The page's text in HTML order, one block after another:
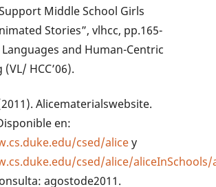
Middle School Girls
Stories”, vlhcc, pp.165-
Languages and Human-Centric
HCC’06).
Alicematerialswebsite.
en:
csed/alicey
csed/alice/
agostode2011.